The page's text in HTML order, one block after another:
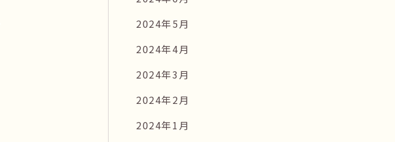
2024年5月
2024年4月
2024年3月
2024年2月
2024年1月